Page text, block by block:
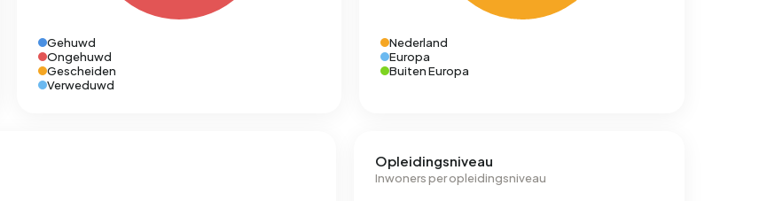
Gehuwd
Ongehuwd
Gescheiden
Verweduwd
Nederland
Europa
Buiten Europa
Opleidingsniveau
Inwoners per opleidingsniveau